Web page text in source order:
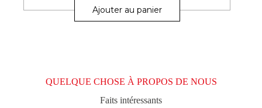
Ajouter au panier
QUELQUE CHOSE À PROPOS DE NOUS
Faits intéressants